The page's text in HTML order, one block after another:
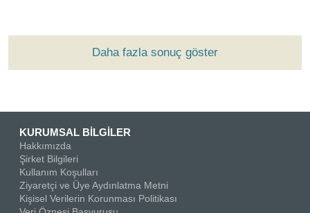
Daha fazla sonuç göster
KURUMSAL BİLGİLER
Hakkımızda
Şirket Bilgileri
Kullanım Koşulları
Ziyaretçi ve Üye Aydınlatma Metni
Kişisel Verilerin Korunması Politikası